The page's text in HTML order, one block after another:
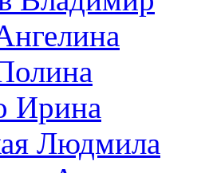
Ирина
Людмила